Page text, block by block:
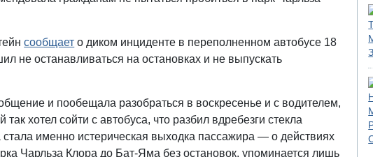
сообщает о диком инциденте в переполненном автобусе 18
не останавливаться на остановках и не выпускать
и пообещала разобраться в воскресенье и с водителем,
хотел сойти с автобуса, что разбил вдребезги стекла
именно истерическая выходка пассажира — о действиях
Чарльза Клора до Бат-Яма без остановок, упоминается лишь